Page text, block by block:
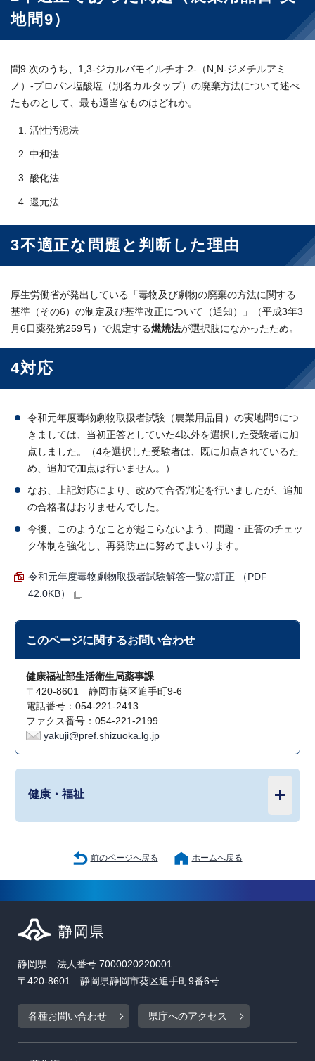
地問9）
問9 次のうち、1,3-ジカルバモイルチオ-2-（N,N-ジメチルアミ
ノ）-プロパン塩酸塩（別名カルタップ）の廃棄方法について述べ
たものとして、最も適当なものはどれか。
活性汚泥法
中和法
酸化法
還元法
3不適正な問題と判断した理由
厚生労働省が発出している「毒物及び劇物の廃棄の方法に関する
基準（その6）の制定及び基準改正について（通知）」（平成3年3
月6日薬発第259号）で規定する燃焼法が選択肢になかったため。
4対応
令和元年度毒物劇物取扱者試験（農業用品目）の実地問9につ
きましては、当初正答としていた4以外を選択した受験者に加
点しました。（4を選択した受験者は、既に加点されているた
め、追加で加点は行いません。）
なお、上記対応により、改めて合否判定を行いましたが、追加
の合格者はおりませんでした。
今後、このようなことが起こらないよう、問題・正答のチェッ
ク体制を強化し、再発防止に努めてまいります。
令和元年度毒物劇物取扱者試験解答一覧の訂正 （PDF
42.0KB）
このページに関するお問い合わせ
健康福祉部生活衛生局薬事課
〒420-8601 静岡市葵区追手町9-6
電話番号：054-221-2413
ファクス番号：054-221-2199
yakuji@pref.shizuoka.lg.jp
健康・福祉
前のページへ戻る ホームへ戻る
静岡県 法人番号 7000020220001
〒420-8601 静岡県静岡市葵区追手町9番6号
各種お問い合わせ 県庁へのアクセス